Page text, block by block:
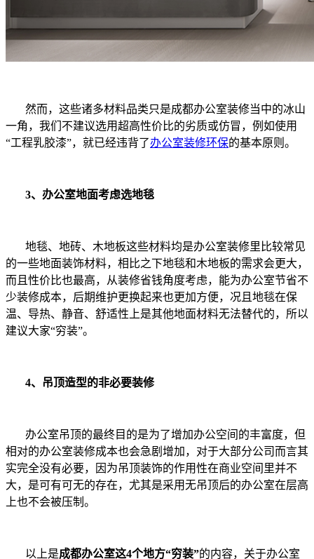
然而，这些诸多材料品类只是成都办公室装修当中的冰山
一角，我们不建议选用超高性价比的劣质或仿冒，例如使用
“工程乳胶漆”，就已经违背了办公室装修环保的基本原则。
3、办公室地面考虑选地毯
地毯、地砖、木地板这些材料均是办公室装修里比较常见
的一些地面装饰材料，相比之下地毯和木地板的需求会更大，
而且性价比也最高，从装修省钱角度考虑，能为办公室节省不
少装修成本，后期维护更换起来也更加方便，况且地毯在保
温、导热、静音、舒适性上是其他地面材料无法替代的，所以
建议大家“穷装”。
4、吊顶造型的非必要装修
办公室吊顶的最终目的是为了增加办公空间的丰富度，但
相对的办公室装修成本也会急剧增加，对于大部分公司而言其
实完全没有必要，因为吊顶装饰的作用性在商业空间里并不
大，是可有可无的存在，尤其是采用无吊顶后的办公室在层高
上也不会被压制。
以上是成都办公室这4个地方“穷装”的内容，关于办公室